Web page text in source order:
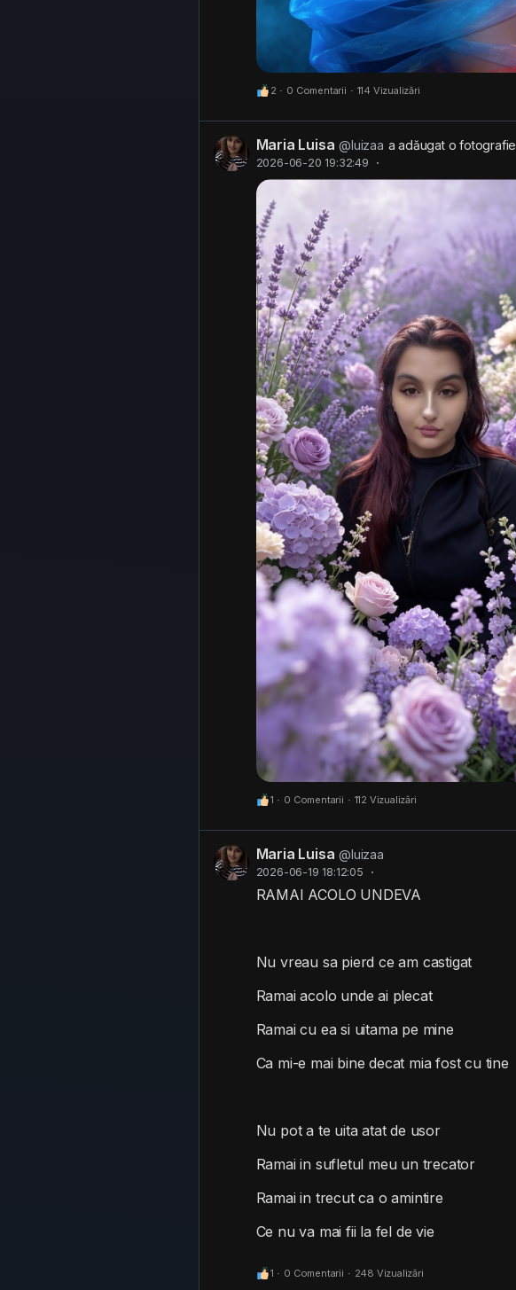
2 · 0 Comentarii · 114 Vizualizări
Maria Luisa @luizaa a adăugat o fotografie
2026-06-20 19:32:49 ·
1 · 0 Comentarii · 112 Vizualizări
Maria Luisa @luizaa
2026-06-19 18:12:05 ·
RAMAI ACOLO UNDEVA
Nu vreau sa pierd ce am castigat
Ramai acolo unde ai plecat
Ramai cu ea si uitama pe mine
Ca mi-e mai bine decat mia fost cu tine
Nu pot a te uita atat de usor
Ramai in sufletul meu un trecator
Ramai in trecut ca o amintire
Ce nu va mai fii la fel de vie
1 · 0 Comentarii · 248 Vizualizări